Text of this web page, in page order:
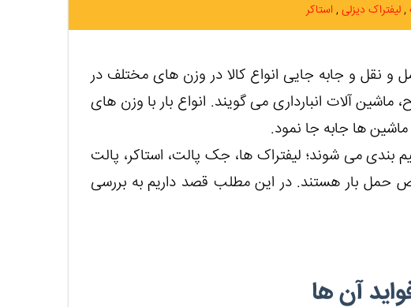
لیفتراک دیزلی استاکر
و نقل و جابه جایی انواع کالا در وزن های مختلف در
ماشین آلات انبارداری می گویند. انواع بار با وزن های
بندی می شوند؛ لیفتراک ها، جک پالت، استاکر، پالت
حمل بار هستند. در این مطلب قصد داریم به بررسی
آن ها